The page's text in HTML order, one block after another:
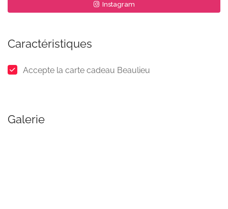
Instagram
Caractéristiques
Accepte la carte cadeau Beaulieu
Galerie